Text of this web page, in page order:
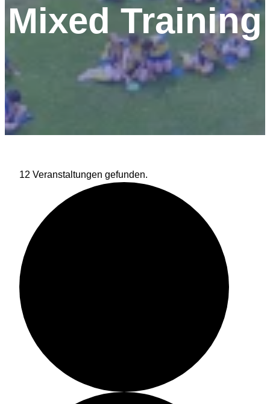
Mixed Training
12 Veranstaltungen gefunden.